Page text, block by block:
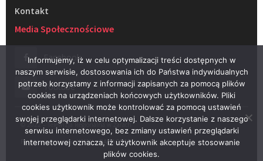
Kontakt
Media Społecznościowe
Facebook
Youtube
© 2022 – Telewizja Regionalna w Żarach
Projektowanie stron WWW –RAGACOM
Informujemy, iż w celu optymalizacji treści dostępnych w
naszym serwisie, dostosowania ich do Państwa indywidualnych
potrzeb korzystamy z informacji zapisanych za pomocą plików
cookies na urządzeniach końcowych użytkowników. Pliki
cookies użytkownik może kontrolować za pomocą ustawień
swojej przeglądarki internetowej. Dalsze korzystanie z naszego
serwisu internetowego, bez zmiany ustawień przeglądarki
internetowej oznacza, iż użytkownik akceptuje stosowanie
plików cookies.